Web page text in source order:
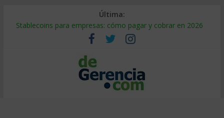
Última:
Stablecoins para empresas: cómo pagar y cobrar en 2026
Despido silencioso: qué es y por qué sale tan caro
IA en selección de personal: cómo auditarla a tiempo
Trabajo forzoso en la cadena de suministro: qué hacer
Mercado hispano de EE. UU.: cómo segmentarlo y venderle